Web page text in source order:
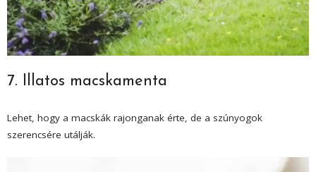
7. Illatos macskamenta
Lehet, hogy a macskák rajonganak érte, de a szúnyogok
szerencsére utálják.